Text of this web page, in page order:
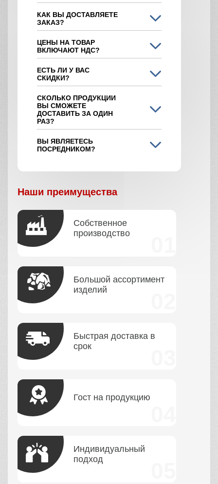
КАК ВЫ ДОСТАВЛЯЕТЕ
ЗАКАЗ?
ЦЕНЫ НА ТОВАР
ВКЛЮЧАЮТ НДС?
ЕСТЬ ЛИ У ВАС
СКИДКИ?
СКОЛЬКО ПРОДУКЦИИ
ВЫ СМОЖЕТЕ
ДОСТАВИТЬ ЗА ОДИН
РАЗ?
ВЫ ЯВЛЯЕТЕСЬ
ПОСРЕДНИКОМ?
Наши преимущества
Собственное
производство
Большой ассортимент
изделий
Быстрая доставка в
срок
Гост на продукцию
Индивидуальный
подход